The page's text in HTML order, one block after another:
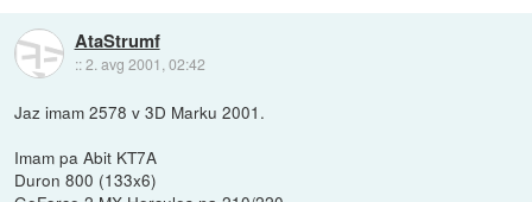
AtaStrumf
::2. avg 2001, 02:42
Jaz imam 2578 v 3D Marku 2001.
Imam pa Abit KT7A
Duron 800 (133x6)